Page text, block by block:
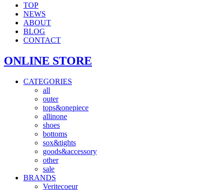
TOP
NEWS
ABOUT
BLOG
CONTACT
ONLINE STORE
CATEGORIES
all
outer
tops&onepiece
allinone
shoes
bottoms
sox&tights
goods&accessory
other
sale
BRANDS
Veritecoeur